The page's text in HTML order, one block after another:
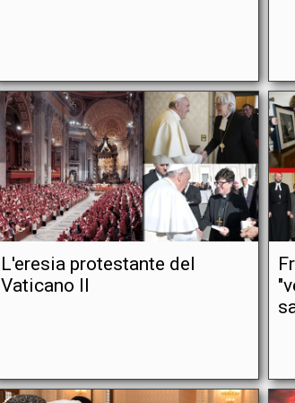
L'eresia protestante del
Vaticano II